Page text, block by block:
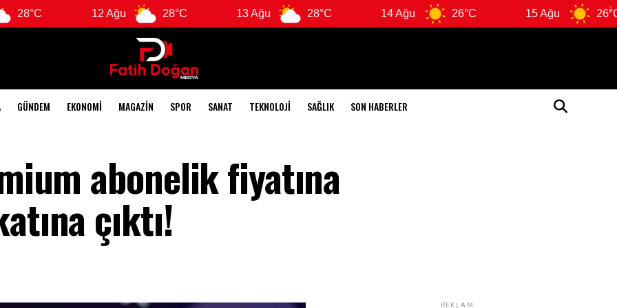
28°C 28°C 26°C 26°C
GÜNDEM EKONOMI MAGAZIN SPOR SANAT TEKNOLOJI SAĞLIK SON HABERLER
abonelik fiyatına
çıktı!
REKLAM